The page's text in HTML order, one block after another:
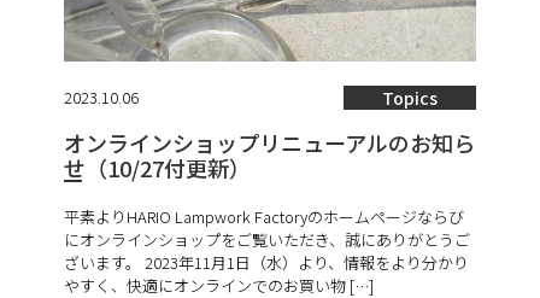
Topics
2023.10.06
オンラインショップリニューアルのお知ら
せ（10/27付更新）
平素よりHARIO Lampwork Factoryのホームページならび
にオンラインショップをご覧いただき、誠にありがとうご
ざいます。 2023年11月1日（水）より、情報をより分かり
やすく、快適にオンラインでのお買い物 […]